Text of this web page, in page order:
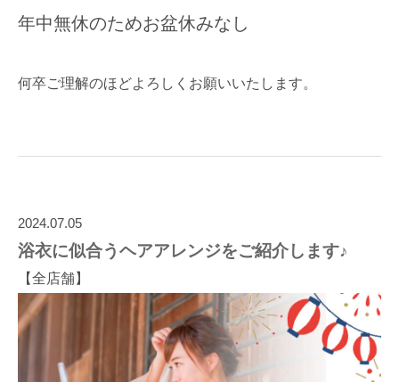
年中無休のためお盆休みなし
何卒ご理解のほどよろしくお願いいたします。
2024.07.05
浴衣に似合うヘアアレンジをご紹介します♪
【全店舗】